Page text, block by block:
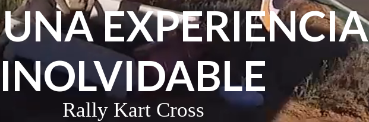
EXPERIENCIA
INOLVIDABLE
Rally Kart Cross